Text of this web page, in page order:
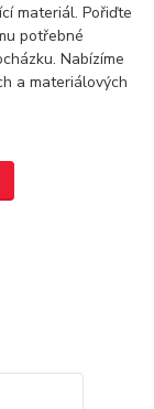
materiál. Pořiďte
potřebné
Nabízíme
a materiálových